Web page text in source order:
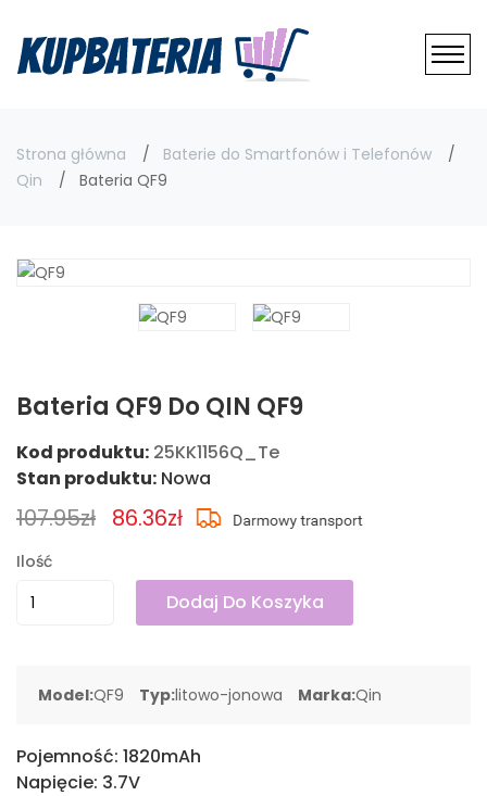
Strona główna
Baterie do Smartfonów i Telefonów
Qin
Bateria QF9
Bateria QF9 Do QIN QF9
Kod produktu: 25KK1156Q_Te
Stan produktu: Nowa
107.95zł 86.36zł
Ilość
Dodaj Do Koszyka
Model:QF9 Typ:litowo-jonowa Marka:Qin
Pojemność: 1820mAh
Napięcie: 3.7V